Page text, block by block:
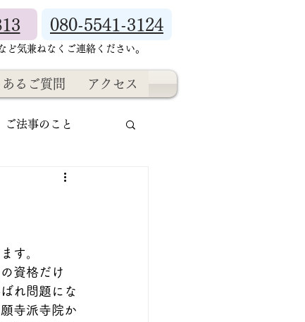
080-5541-3124
気兼ねなくご連絡ください。
あるご質問 アクセス
ご法事のこと
す。
資格だけ
れ問題にな
寺派寺院か